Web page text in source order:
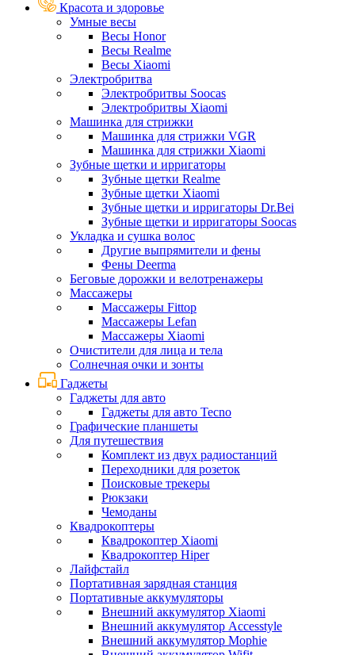
Красота и здоровье
Умные весы
Весы Honor
Весы Realme
Весы Xiaomi
Электробритва
Электробритвы Soocas
Электробритвы Xiaomi
Машинка для стрижки
Машинка для стрижки VGR
Машинка для стрижки Xiaomi
Зубные щетки и ирригаторы
Зубные щетки Realme
Зубные щетки Xiaomi
Зубные щетки и ирригаторы Dr.Bei
Зубные щетки и ирригаторы Soocas
Укладка и сушка волос
Другие выпрямители и фены
Фены Deerma
Беговые дорожки и велотренажеры
Массажеры
Массажеры Fittop
Массажеры Lefan
Массажеры Xiaomi
Очистители для лица и тела
Солнечная очки и зонты
Гаджеты
Гаджеты для авто
Гаджеты для авто Tecno
Графические планшеты
Для путешествия
Комплект из двух радиостанций
Переходники для розеток
Поисковые трекеры
Рюкзаки
Чемоданы
Квадрокоптеры
Квадрокоптер Xiaomi
Квадрокоптер Hiper
Лайфстайл
Портативная зарядная станция
Портативные аккумуляторы
Внешний аккумулятор Xiaomi
Внешний аккумулятор Accesstyle
Внешний аккумулятор Mophie